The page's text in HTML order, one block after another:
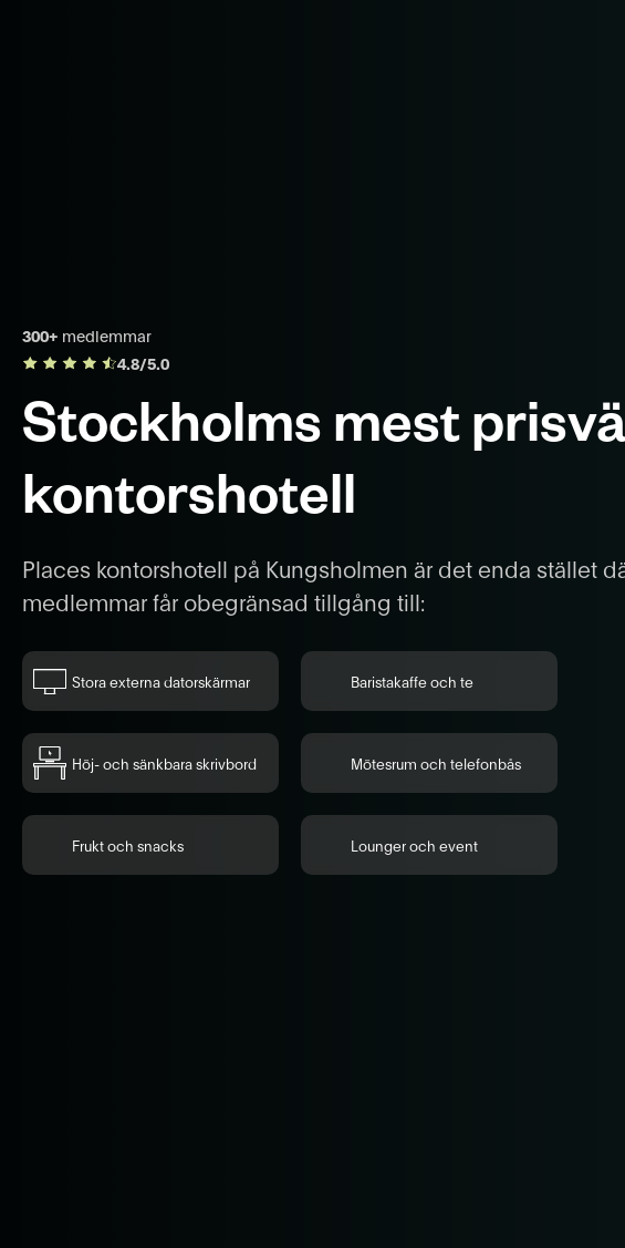
300+ medlemmar
4.8/5.0
Stockholms mest
kontorshotell
Places kontorshotell på Kungsholmen är det enda stället
medlemmar får obegränsad tillgång till:
Stora externa datorskärmar Baristakaffe och te
Höj- och sänkbara skrivbord Mötesrum och telefonbås
Frukt och snacks Lounger och event